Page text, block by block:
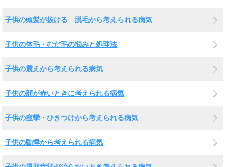
子供の頭髪が抜ける 脱毛から考えられる病気
子供の体毛・むだ毛の悩みと処理法
子供の震えから考えられる病気
子供の顔が赤いときに考えられる病気
子供の痙攣・ひきつけから考えられる病気
子供の動悸から考えられる病気